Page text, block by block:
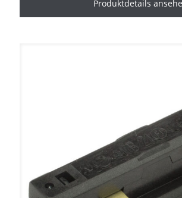
Produktdetails